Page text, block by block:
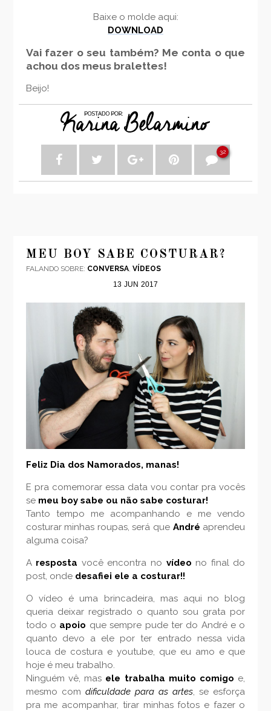
Baixe o molde aqui:
DOWNLOAD
Vai fazer o seu também? Me conta o que
achou dos meus bralettes!
Beijo!
32
MEU BOY SABE COSTURAR?
FALANDO SOBRE: CONVERSA, VÍDEOS
13 JUN 2017
Feliz Dia dos Namorados, manas!
E pra comemorar essa data vou contar pra vocês
se meu boy sabe ou não sabe costurar!
Tanto tempo me acompanhando e me vendo
costurar minhas roupas, será que André aprendeu
alguma coisa?
A resposta você encontra no vídeo no final do
post, onde desafiei ele a costurar!!
O vídeo é uma brincadeira, mas aqui no blog
queria deixar registrado o quanto sou grata por
todo o apoio que sempre pude ter do André e o
quanto devo a ele por ter entrado nessa vida
louca de costura e youtube, que eu amo e que
hoje é meu trabalho.
Ninguém vê, mas ele trabalha muito comigo e,
mesmo com dificuldade para as artes, se esforça
pra me acompanhar, tirar minhas fotos e fazer o